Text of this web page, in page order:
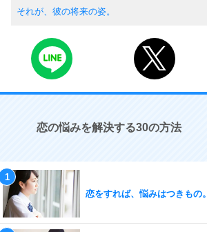
それが、彼の将来の姿。
恋の悩みを解決する30の方法
恋をすれば、悩みはつきもの。